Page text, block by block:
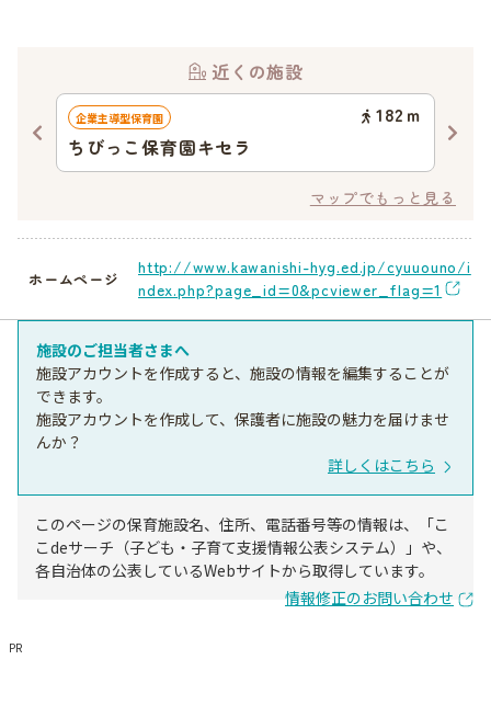
近くの施設
企業主導型保育園 182 ｍ
ちびっこ保育園キセラ
マップでもっと見る
ホームページ
http://www.kawanishi-hyg.ed.jp/cyuuouno/i
ndex.php?page_id=0&pcviewer_flag=1
施設のご担当者さまへ
施設アカウントを作成すると、施設の情報を編集することが
できます。
施設アカウントを作成して、保護者に施設の魅力を届けませ
んか？
詳しくはこちら
このページの保育施設名、住所、電話番号等の情報は、「こ
こdeサーチ（子ども・子育て支援情報公表システム）」や、
各自治体の公表しているWebサイトから取得しています。
情報修正のお問い合わせ
PR